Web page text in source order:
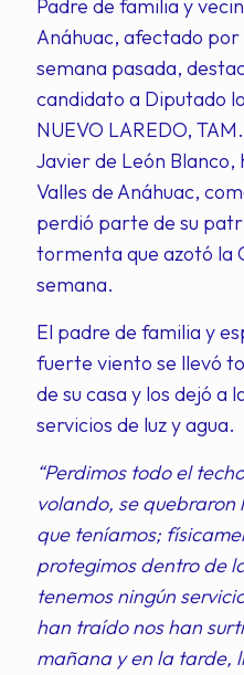
Padre de familia y
Anáhuac, afectado
semana pasada,
candidato a Diputado
NUEVO LAREDO,
Javier de León
Valles de Anáhuac,
perdió parte de su
tormenta que azotó la
semana.
El padre de familia y
fuerte viento se llevó
de su casa y los dejó a
servicios de luz y agua.
“Perdimos todo el
volando, se
que teníamos;
protegimos dentro de
tenemos ningún
han traído nos han
mañana y en la tarde,